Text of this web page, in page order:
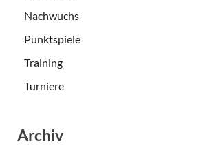
Nachwuchs
Punktspiele
Training
Turniere
Archiv